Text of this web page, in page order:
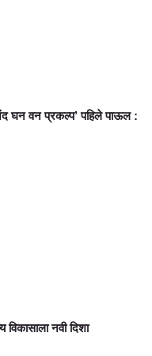
घन वन प्रकल्प’ पहिले पाऊल :
नवी दिशा